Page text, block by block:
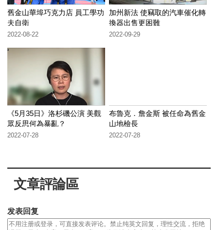
舊金山華埠巧克力店 員工學功
夫自衛
2022-08-22
加州新法 使竊取的汽車催化轉
換器出售更困難
2022-09-29
《5月35日》洛杉磯公演 美觀
眾反思何為暴亂？
2022-07-28
布魯克．詹金斯 被任命為舊金
山地檢長
2022-07-28
文章評論區
发表回复